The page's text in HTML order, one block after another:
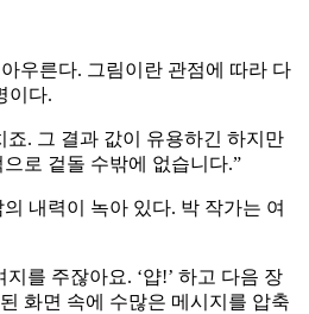
우른다. 그림이란 관점에 따라 다
이다.
. 그 결과 값이 유용하긴 하지만
로 겉돌 수밖에 없습니다.”
내력이 녹아 있다. 박 작가는 여
를 주잖아요. ‘얍!’ 하고 다음 장
화면 속에 수많은 메시지를 압축